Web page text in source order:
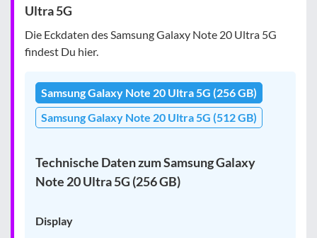
Ultra 5G
Die Eckdaten des Samsung Galaxy Note 20 Ultra 5G
findest Du hier.
Samsung Galaxy Note 20 Ultra 5G (256 GB)
Samsung Galaxy Note 20 Ultra 5G (512 GB)
Technische Daten zum Samsung Galaxy
Note 20 Ultra 5G (256 GB)
Display